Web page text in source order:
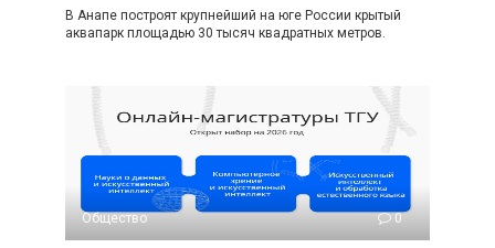
В Анапе построят крупнейший на юге России крытый
аквапарк площадью 30 тысяч квадратных метров.
Общество 0